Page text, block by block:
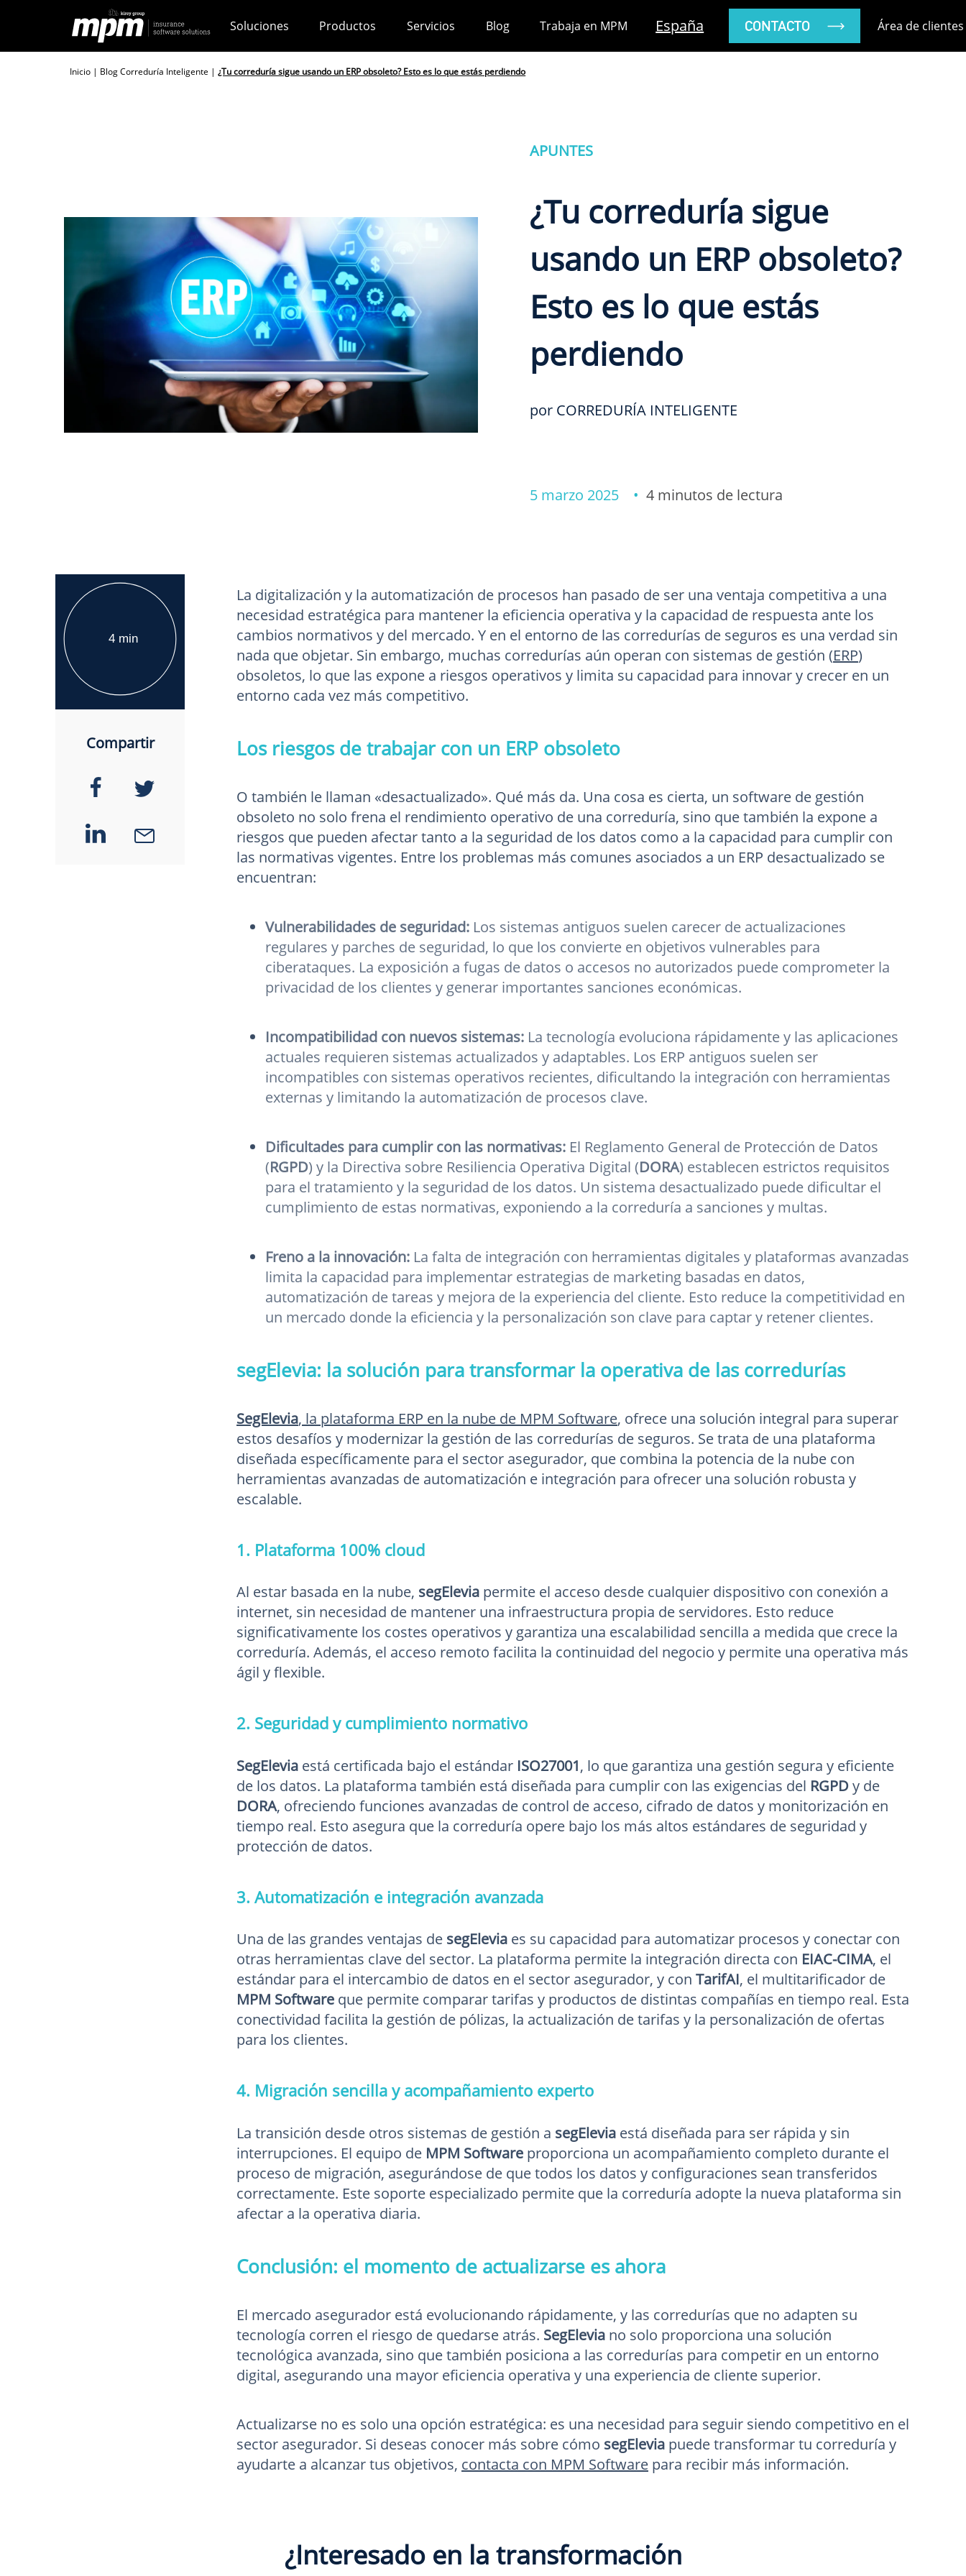
content
Soluciones Productos Servicios Blog Trabaja en MPM España CONTACTO Área de clientes
Inicio | Blog Correduría Inteligente |¿Tu correduría sigue usando un ERP obsoleto? Esto es lo que estás perdiendo
APUNTES
¿Tu correduría sigue
usando un ERP obsoleto?
Esto es lo que estás
perdiendo
por CORREDURÍA INTELIGENTE
5 marzo 2025 • 4 minutos de lectura
4 min
Compartir
La digitalización y la automatización de procesos han pasado de ser una ventaja competitiva a una
necesidad estratégica para mantener la eficiencia operativa y la capacidad de respuesta ante los
cambios normativos y del mercado. Y en el entorno de las corredurías de seguros es una verdad sin
nada que objetar. Sin embargo, muchas corredurías aún operan con sistemas de gestión (ERP)
obsoletos, lo que las expone a riesgos operativos y limita su capacidad para innovar y crecer en un
entorno cada vez más competitivo.
Los riesgos de trabajar con un ERP obsoleto
O también le llaman «desactualizado». Qué más da. Una cosa es cierta, un software de gestión
obsoleto no solo frena el rendimiento operativo de una correduría, sino que también la expone a
riesgos que pueden afectar tanto a la seguridad de los datos como a la capacidad para cumplir con
las normativas vigentes. Entre los problemas más comunes asociados a un ERP desactualizado se
encuentran:
Vulnerabilidades de seguridad: Los sistemas antiguos suelen carecer de actualizaciones
regulares y parches de seguridad, lo que los convierte en objetivos vulnerables para
ciberataques. La exposición a fugas de datos o accesos no autorizados puede comprometer la
privacidad de los clientes y generar importantes sanciones económicas.
Incompatibilidad con nuevos sistemas: La tecnología evoluciona rápidamente y las aplicaciones
actuales requieren sistemas actualizados y adaptables. Los ERP antiguos suelen ser
incompatibles con sistemas operativos recientes, dificultando la integración con herramientas
externas y limitando la automatización de procesos clave.
Dificultades para cumplir con las normativas: El Reglamento General de Protección de Datos
(RGPD) y la Directiva sobre Resiliencia Operativa Digital (DORA) establecen estrictos requisitos
para el tratamiento y la seguridad de los datos. Un sistema desactualizado puede dificultar el
cumplimiento de estas normativas, exponiendo a la correduría a sanciones y multas.
Freno a la innovación: La falta de integración con herramientas digitales y plataformas avanzadas
limita la capacidad para implementar estrategias de marketing basadas en datos,
automatización de tareas y mejora de la experiencia del cliente. Esto reduce la competitividad en
un mercado donde la eficiencia y la personalización son clave para captar y retener clientes.
segElevia: la solución para transformar la operativa de las corredurías
SegElevia, la plataforma ERP en la nube de MPM Software, ofrece una solución integral para superar
estos desafíos y modernizar la gestión de las corredurías de seguros. Se trata de una plataforma
diseñada específicamente para el sector asegurador, que combina la potencia de la nube con
herramientas avanzadas de automatización e integración para ofrecer una solución robusta y
escalable.
1. Plataforma 100% cloud
Al estar basada en la nube, segElevia permite el acceso desde cualquier dispositivo con conexión a
internet, sin necesidad de mantener una infraestructura propia de servidores. Esto reduce
significativamente los costes operativos y garantiza una escalabilidad sencilla a medida que crece la
correduría. Además, el acceso remoto facilita la continuidad del negocio y permite una operativa más
ágil y flexible.
2. Seguridad y cumplimiento normativo
SegElevia está certificada bajo el estándar ISO27001, lo que garantiza una gestión segura y eficiente
de los datos. La plataforma también está diseñada para cumplir con las exigencias del RGPDy de
DORA, ofreciendo funciones avanzadas de control de acceso, cifrado de datos y monitorización en
tiempo real. Esto asegura que la correduría opere bajo los más altos estándares de seguridad y
protección de datos.
3. Automatización e integración avanzada
Una de las grandes ventajas de segElevia es su capacidad para automatizar procesos y conectar con
otras herramientas clave del sector. La plataforma permite la integración directa con EIAC-CIMA, el
estándar para el intercambio de datos en el sector asegurador, y con TarifAI, el multitarificador de
MPM Software que permite comparar tarifas y productos de distintas compañías en tiempo real. Esta
conectividad facilita la gestión de pólizas, la actualización de tarifas y la personalización de ofertas
para los clientes.
4. Migración sencilla y acompañamiento experto
La transición desde otros sistemas de gestión a segElevia está diseñada para ser rápida y sin
interrupciones. El equipo de MPM Software proporciona un acompañamiento completo durante el
proceso de migración, asegurándose de que todos los datos y configuraciones sean transferidos
correctamente. Este soporte especializado permite que la correduría adopte la nueva plataforma sin
afectar a la operativa diaria.
Conclusión: el momento de actualizarse es ahora
El mercado asegurador está evolucionando rápidamente, y las corredurías que no adapten su
tecnología corren el riesgo de quedarse atrás. SegElevia no solo proporciona una solución
tecnológica avanzada, sino que también posiciona a las corredurías para competir en un entorno
digital, asegurando una mayor eficiencia operativa y una experiencia de cliente superior.
Actualizarse no es solo una opción estratégica: es una necesidad para seguir siendo competitivo en el
sector asegurador. Si deseas conocer más sobre cómo segElevia puede transformar tu correduría y
ayudarte a alcanzar tus objetivos, contacta con MPM Software para recibir más información.
¿Interesado en la transformación